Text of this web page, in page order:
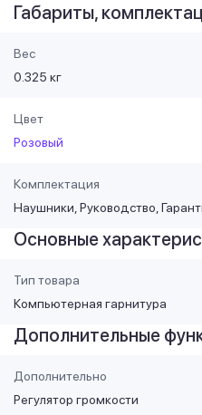
Габариты,
Вес
0.325 кг
Цвет
Розовый
Комплектация
Наушники, Руководство,
Основные
Тип товара
Компьютерная гарнитура
Дополнительные
Дополнительно
Регулятор громкости